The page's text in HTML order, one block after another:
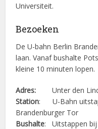
Universiteit.
Bezoeken
De U-bahn Berlin
laan. Vanaf bushalte
kleine 10 minuten lopen.
Adres: Unter den
Station: U-Bahn
Brandenburger Tor
Bushalte: Uitstappen